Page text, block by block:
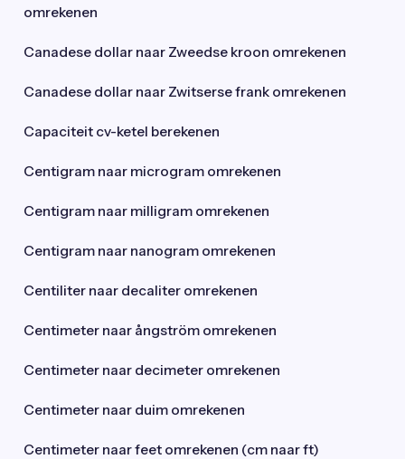
omrekenen
Canadese dollar naar Zweedse kroon omrekenen
Canadese dollar naar Zwitserse frank omrekenen
Capaciteit cv-ketel berekenen
Centigram naar microgram omrekenen
Centigram naar milligram omrekenen
Centigram naar nanogram omrekenen
Centiliter naar decaliter omrekenen
Centimeter naar ångström omrekenen
Centimeter naar decimeter omrekenen
Centimeter naar duim omrekenen
Centimeter naar feet omrekenen (cm naar ft)